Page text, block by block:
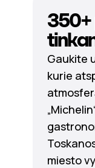
350+
Gaukite
kurie
miesto